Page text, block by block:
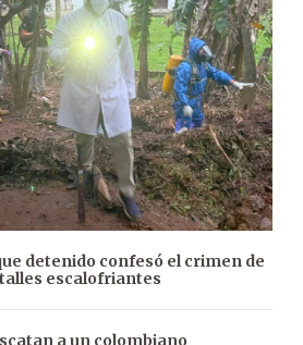
detenido confesó el crimen de
escalofriantes
a un colombiano